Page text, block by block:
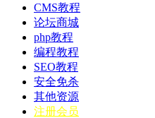
CMS教程
论坛商城
php教程
编程教程
SEO教程
安全免杀
其他资源
注册会员